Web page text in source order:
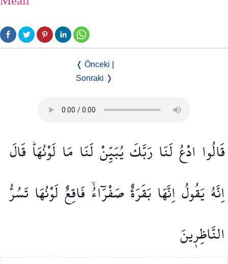
❬ Önceki
Sonraki ❭
قَالُوا ادْعُلَنَا رَبَّكَيُبَيِّنْلَنَا مَا لَوْنُهَاۜ قَالَ
اِنَّهُ يَقُولُاِنَّهَا بَقَرَةٌصَفْرَٓاءُۙ فَاقِعٌلَوْنُهَا تَسُرُّ
النَّاظِر۪ينَ